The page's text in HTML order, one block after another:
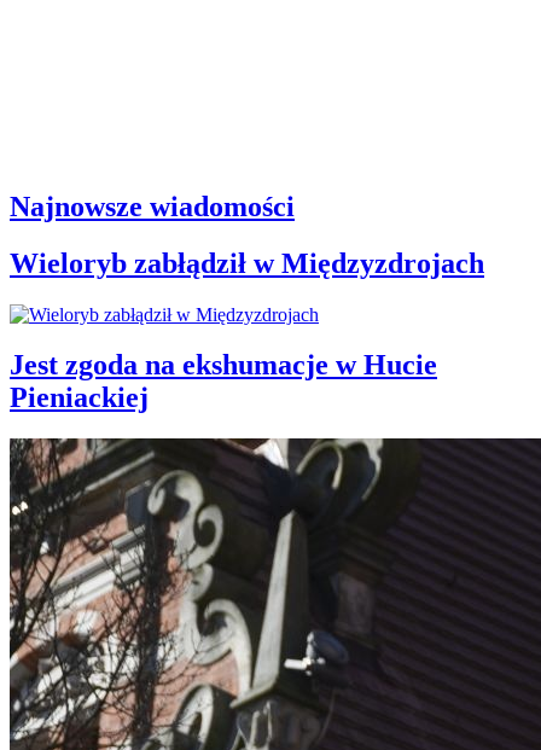
Najnowsze wiadomości
Wieloryb zabłądził w Międzyzdrojach
Jest zgoda na ekshumacje w Hucie
Pieniackiej